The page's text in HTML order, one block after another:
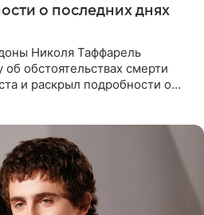
о последних днях
Николя Таффарель
обстоятельствах смерти
и раскрыл подробности о